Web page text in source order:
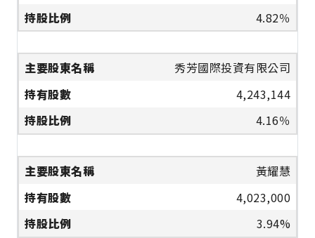
4.82％
秀芳國際投資有限公司
4,243,144
4.16％
黃耀慧
4,023,000
3.94%